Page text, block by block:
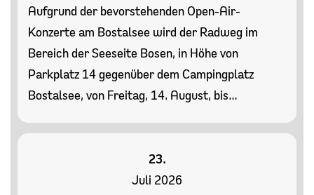
Aufgrund der bevorstehenden Open-Air-
Konzerte am Bostalsee wird der Radweg im
Bereich der Seeseite Bosen, in Höhe von
Parkplatz 14 gegenüber dem Campingplatz
Bostalsee, von Freitag, 14. August, bis…
23.
Juli 2026